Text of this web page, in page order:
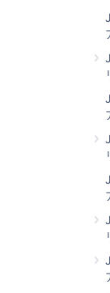
を
制
顧
ー
化
自
続